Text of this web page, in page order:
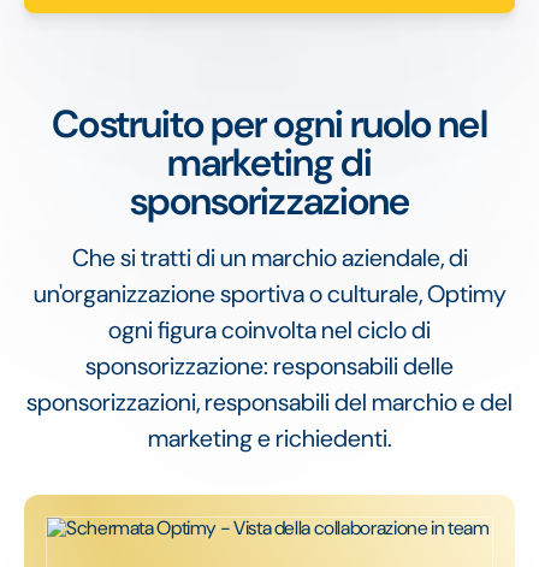
Costruito per ogni ruolo nel
marketing di
sponsorizzazione
Che si tratti di un marchio aziendale, di
un'organizzazione sportiva o culturale, Optimy
ogni figura coinvolta nel ciclo di
sponsorizzazione: responsabili delle
sponsorizzazioni, responsabili del marchio e del
marketing e richiedenti.